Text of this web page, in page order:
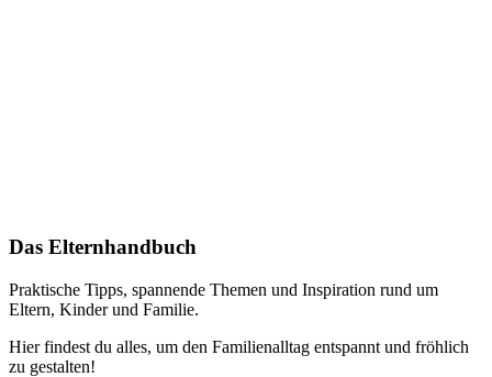
Das Elternhandbuch
Praktische Tipps, spannende Themen und Inspiration rund um
Eltern, Kinder und Familie.
Hier findest du alles, um den Familienalltag entspannt und fröhlich
zu gestalten!